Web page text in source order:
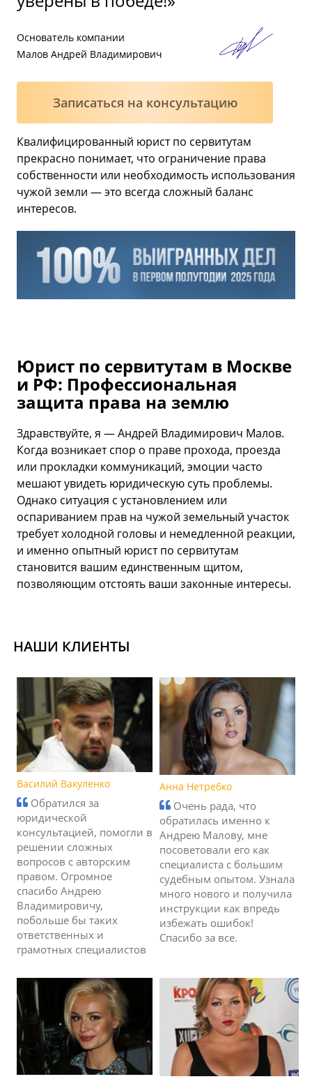
Основатель компании
Малов Андрей Владимирович
Записаться на консультацию
Квалифицированный юрист по сервитутам
прекрасно понимает, что ограничение права
собственности или необходимость использования
чужой земли — это всегда сложный баланс
интересов.
Юрист по сервитутам в Москве
и РФ: Профессиональная
защита права на землю
Здравствуйте, я — Андрей Владимирович Малов.
Когда возникает спор о праве прохода, проезда
или прокладки коммуникаций, эмоции часто
мешают увидеть юридическую суть проблемы.
Однако ситуация с установлением или
оспариванием прав на чужой земельный участок
требует холодной головы и немедленной реакции,
и именно опытный юрист по сервитутам
становится вашим единственным щитом,
позволяющим отстоять ваши законные интересы.
НАШИ КЛИЕНТЫ
Василий Вакуленко
Обратился за
юридической
консультацией, помогли в
решении сложных
вопросов с авторским
правом. Огромное
спасибо Андрею
Владимировичу,
побольше бы таких
ответственных и
грамотных специалистов
Анна Нетребко
Очень рада, что
обратилась именно к
Андрею Малову, мне
посоветовали его как
специалиста с большим
судебным опытом. Узнала
много нового и получила
инструкции как впредь
избежать ошибок!
Спасибо за все.